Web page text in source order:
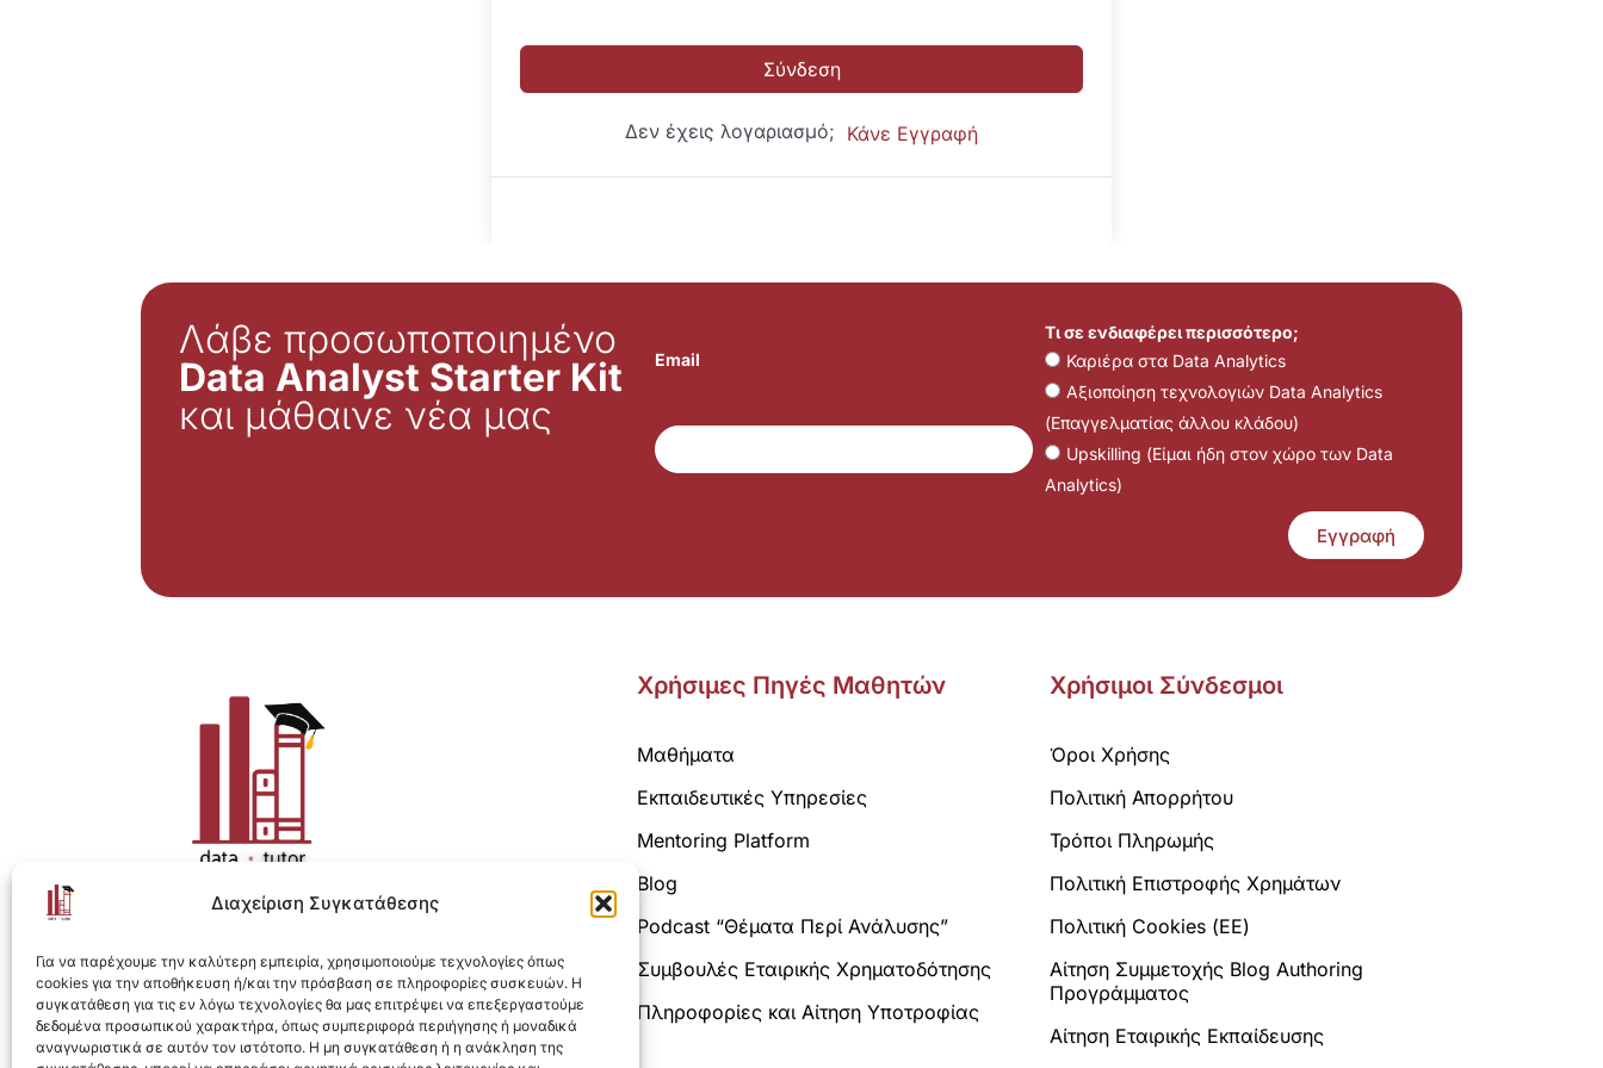
Διαχείριση Συγκατάθεσης
Για να παρέχουμε την καλύτερη εμπειρία, χρησιμοποιούμε τεχνολογίες όπως
cookies για την αποθήκευση ή/και την πρόσβαση σε πληροφορίες συσκευών. Η
συγκατάθεση για τις εν λόγω τεχνολογίες θα μας επιτρέψει να επεξεργαστούμε
δεδομένα προσωπικού χαρακτήρα, όπως συμπεριφορά περιήγησης ή μοναδικά
αναγνωριστικά σε αυτόν τον ιστότοπο. Η μη συγκατάθεση ή η ανάκληση της
Σύνδεση
Δεν έχεις λογαριασμό; Κάνε Εγγραφή
Λάβε προσωποποιημένο
Data Analyst Starter Kit
και μάθαινε νέα μας
Email
Τι σε ενδιαφέρει περισσότερο;
Καριέρα στα Data Analytics
Αξιοποίηση τεχνολογιών Data Analytics
(Επαγγελματίας άλλου κλάδου)
Upskilling (Είμαι ήδη στον χώρο των Data
Analytics)
Εγγραφή
Η ολοκληρωμένη e-learning λύση για Data Analytics.
Χρήσιμες Πηγές Μαθητών
Μαθήματα
Εκπαιδευτικές Υπηρεσίες
Mentoring Platform
Blog
Podcast “Θέματα Περί Ανάλυσης”
Συμβουλές Εταιρικής Χρηματοδότησης
Πληροφορίες και Αίτηση Υποτροφίας
Χρήσιμοι Σύνδεσμοι
Όροι Χρήσης
Πολιτική Απορρήτου
Τρόποι Πληρωμής
Πολιτική Επιστροφής Χρημάτων
Πολιτική Cookies (ΕΕ)
Αίτηση Συμμετοχής Blog Authoring
Προγράμματος
Αίτηση Εταιρικής Εκπαίδευσης